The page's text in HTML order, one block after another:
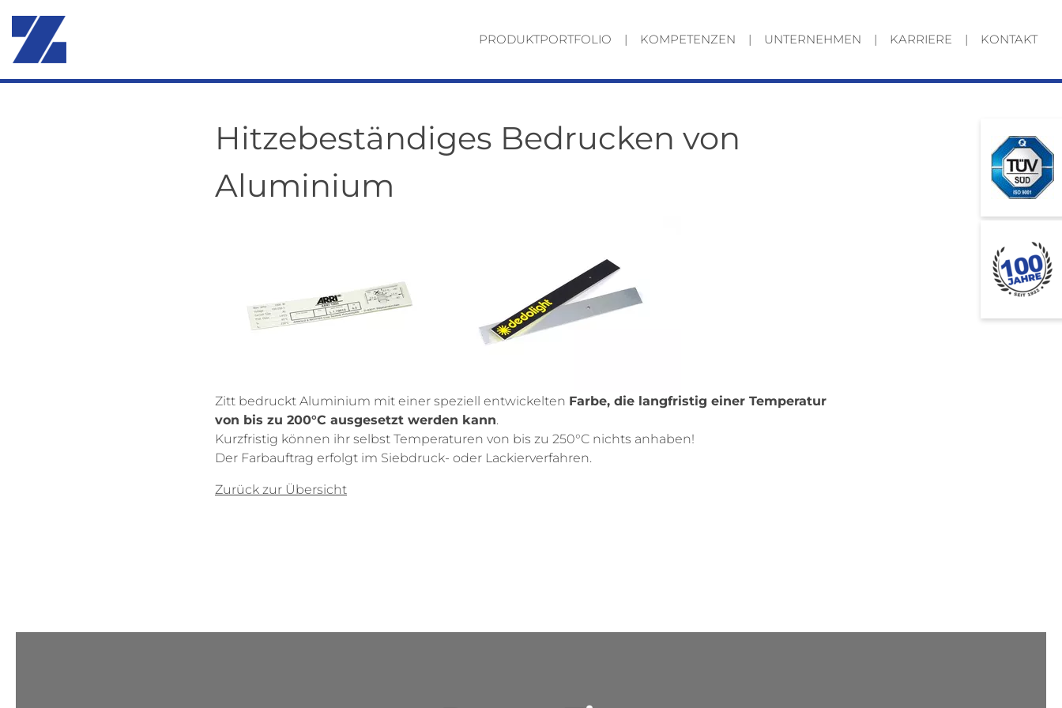
Navigation
PRODUKTPORTFOLIO KOMPETENZEN UNTERNEHMEN KARRIERE KONTAKT
Hitzebeständiges Bedrucken von
Aluminium
Zitt bedruckt Aluminium mit einer speziell entwickelten Farbe, die langfristig einer Temperatur
von bis zu 200°C ausgesetzt werden kann.
Kurzfristig können ihr selbst Temperaturen von bis zu 250°C nichts anhaben!
Der Farbauftrag erfolgt im Siebdruck- oder Lackierverfahren.
Zurück zur Übersicht